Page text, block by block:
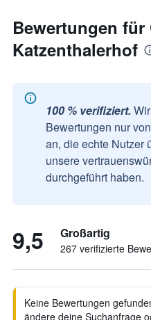
Bewertungen für
Katzenthalerhof
100 % verifiziert.
Bewertungen nur
an, die echte Nutzer
unsere
durchgeführt haben.
9,5 Großartig
267 verifizierte
Keine Bewertungen
ändere deine Suchanfrage